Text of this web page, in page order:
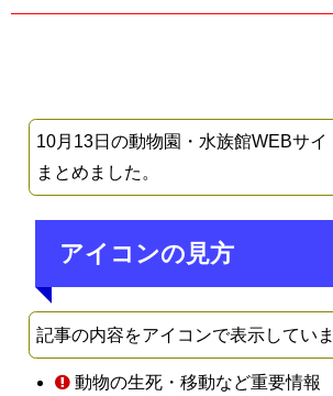
10月13日の動物園・水族館WEBサイ
まとめました。
アイコンの見方
記事の内容をアイコンで表示していま
動物の生死・移動など重要情報